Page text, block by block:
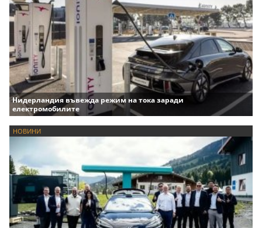
Нидерландия въвежда режим на тока заради
електромобилите
НОВИНИ